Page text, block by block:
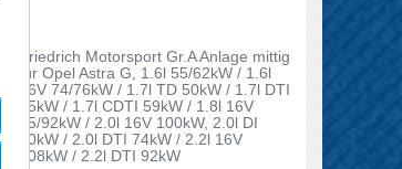
Friedrich Motorsport Gr.A Anlage mittig
für Opel Astra G, 1.6l 55/62kW / 1.6l
16V 74/76kW / 1.7l TD 50kW / 1.7l DTI
55kW / 1.7l CDTI 59kW / 1.8l 16V
85/92kW / 2.0l 16V 100kW, 2.0l DI
60kW / 2.0l DTI 74kW / 2.2l 16V
108kW / 2.2l DTI 92kW